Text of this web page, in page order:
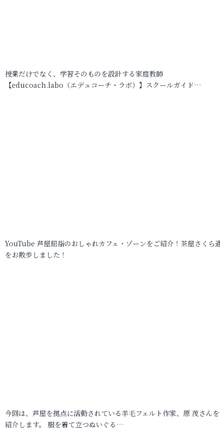
授業だけでなく、学習そのものを設計する家庭教師
【educoach.labo（エデュコーチ・ラボ）】スクールガイド…
YouTube 芦屋屈指のおしゃれカフェ・ゾーンをご紹介！茶屋さくら
をお散歩しました！
今回は、芦屋を拠点に活動されている羊毛フェルト作家、原 茂さん
紹介します。 服を着て立つぬいぐる…